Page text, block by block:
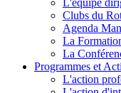
Clubs du
Agenda
La
La
Programmes et
L'action